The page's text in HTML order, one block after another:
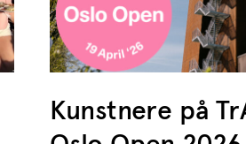
Kunstnere på